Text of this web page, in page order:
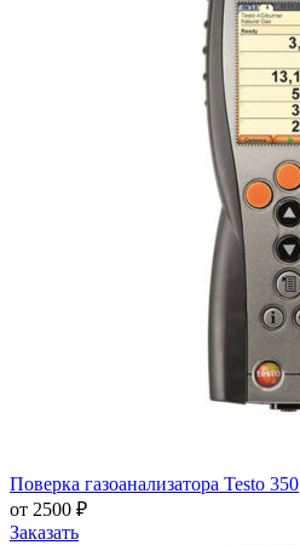
Поверка газоанализатора Testo 350
от 2500 ₽
Заказать